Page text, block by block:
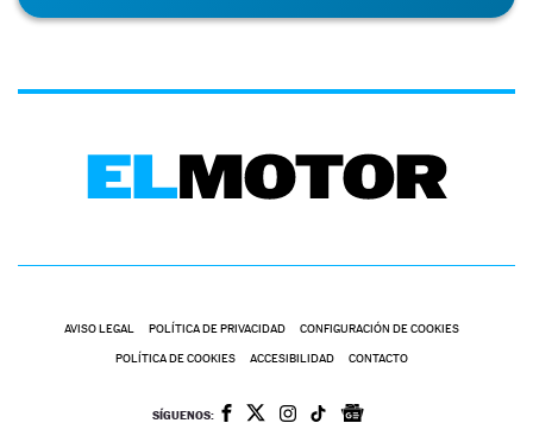
AVISO LEGAL POLÍTICA DE PRIVACIDAD CONFIGURACIÓN DE COOKIES
POLÍTICA DE COOKIES ACCESIBILIDAD CONTACTO
SÍGUENOS: